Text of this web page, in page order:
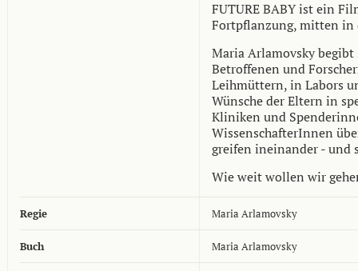
FUTURE BABY ist ein
Fortpflanzung, mitten in
Maria Arlamovsky begibt
Betroffenen und
Leihmüttern, in Labors
Wünsche der Eltern in
Kliniken und
WissenschafterInnen
greifen ineinander - und
Wie weit wollen wir
Regie Maria Arlamovsky
Buch Maria Arlamovsky